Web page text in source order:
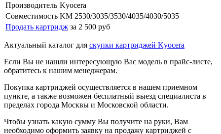
Производитель Kyocera
Совместимость KM 2530/3035/3530/4035/4030/5035
Продать картридж за 2 500 руб
Актуальный каталог для скупки картриджей Kyocera
Если Вы не нашли интересующую Вас модель в прайс-листе,
обратитесь к нашим менеджерам.
Покупка картриджей осуществляется в нашем приемном
пункте, а также возможен бесплатный выезд специалиста в
пределах города Москвы и Московской области.
Чтобы узнать какую сумму Вы получите на руки, Вам
необходимо оформить заявку на продажу картриджей с